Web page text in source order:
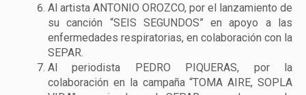
Al artista ANTONIO OROZCO, por el lanzamiento de
su canción “SEIS SEGUNDOS” en apoyo a las
enfermedades respiratorias, en colaboración con la
SEPAR.
Al periodista PEDRO PIQUERAS, por la
colaboración en la campaña “TOMA AIRE, SOPLA